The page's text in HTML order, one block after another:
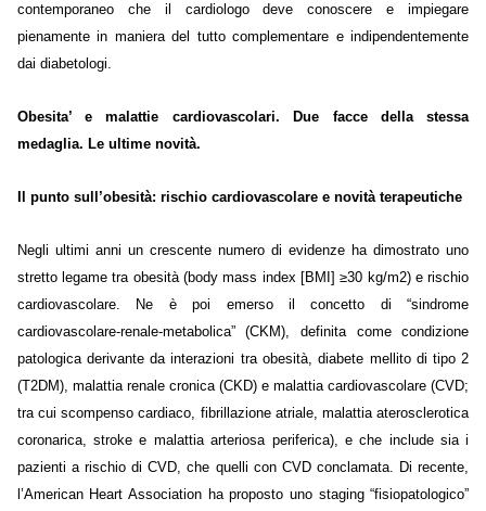
contemporaneo che il cardiologo deve conoscere e impiegare
pienamente in maniera del tutto complementare e indipendentemente
dai diabetologi.
Obesita’ e malattie cardiovascolari. Due facce della stessa
medaglia. Le ultime novità.
Il punto sull’obesità: rischio cardiovascolare e novità terapeutiche
Negli ultimi anni un crescente numero di evidenze ha dimostrato uno
stretto legame tra obesità (body mass index [BMI] ≥30 kg/m2) e rischio
cardiovascolare. Ne è poi emerso il concetto di “sindrome
cardiovascolare-renale-metabolica” (CKM), definita come condizione
patologica derivante da interazioni tra obesità, diabete mellito di tipo 2
(T2DM), malattia renale cronica (CKD) e malattia cardiovascolare (CVD;
tra cui scompenso cardiaco, fibrillazione atriale, malattia aterosclerotica
coronarica, stroke e malattia arteriosa periferica), e che include sia i
pazienti a rischio di CVD, che quelli con CVD conclamata. Di recente,
l’American Heart Association ha proposto uno staging “fisiopatologico”